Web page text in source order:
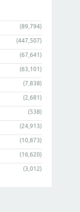
(89,794)
(447,507)
(67,641)
(63,101)
(7,838)
(2,681)
(538)
(24,913)
(10,873)
(16,620)
(3,012)